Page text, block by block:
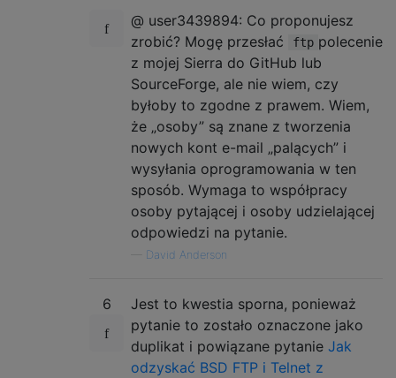
@ user3439894: Co proponujesz
zrobić? Mogę przesłać
ftp polecenie
z mojej Sierra do GitHub lub
SourceForge, ale nie wiem, czy
byłoby to zgodne z prawem. Wiem,
że „osoby” są znane z tworzenia
nowych kont e-mail „palących” i
wysyłania oprogramowania w ten
sposób. Wymaga to współpracy
osoby pytającej i osoby udzielającej
odpowiedzi na pytanie.
David Anderson
6
Jest to kwestia sporna, ponieważ
pytanie to zostało oznaczone jako
duplikat i powiązane pytanie Jak
odzyskać BSD FTP i Telnet z